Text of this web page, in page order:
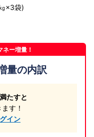
×3袋)
ー増量！
量の内訳
たすと
す！
イン